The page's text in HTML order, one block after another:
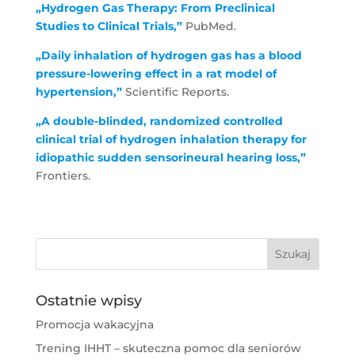
„Hydrogen Gas Therapy: From Preclinical
Studies to Clinical Trials,”PubMed.
„Daily inhalation of hydrogen gas has a blood
pressure-lowering effect in a rat model of
hypertension,” Scientific Reports.
„A double-blinded, randomized controlled
clinical trial of hydrogen inhalation therapy for
idiopathic sudden sensorineural hearing loss,”
Frontiers.
Ostatnie wpisy
Promocja wakacyjna
Trening IHHT – skuteczna pomoc dla seniorów